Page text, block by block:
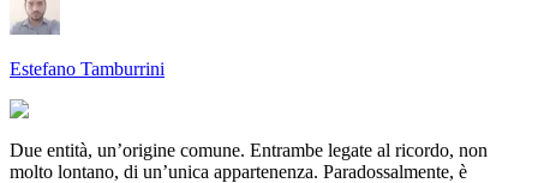
Estefano Tamburrini
Due entità, un’origine comune. Entrambe legate al ricordo, non
molto lontano, di un’unica appartenenza. Paradossalmente, è